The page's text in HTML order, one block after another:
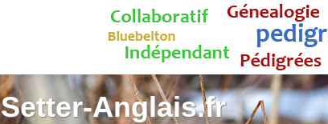
Setter-Anglais.fr